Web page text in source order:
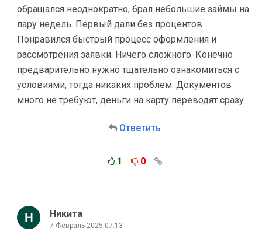
обращался неоднократно, брал небольшие займы на
пару недель. Первый дали без процентов.
Понравился быстрый процесс оформления и
рассмотрения заявки. Ничего сложного. Конечно
предварительно нужно тщательно ознакомиться с
условиями, тогда никаких проблем. Документов
много не требуют, деньги на карту переводят сразу.
Ответить
1 0
Никита
7 Февраль 2025 07:13